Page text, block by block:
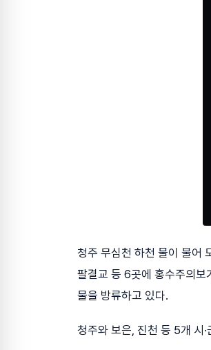
청주 무심천 하천 물이 불어
팔결교 등 6곳에 홍수주의보
물을 방류하고 있다.
청주와 보은, 진천 등 5개 시